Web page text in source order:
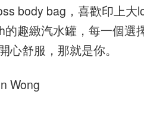
body bag，喜歡印上大
的趣緻汽水罐，每一個選
心舒服，那就是你。
Wong